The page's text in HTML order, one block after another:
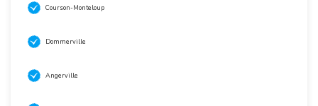
Courson-Monteloup
Dommerville
Angerville